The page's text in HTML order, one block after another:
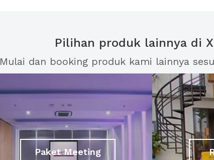
Pilihan produk lainnya di
Mulai dan booking produk kami lainnya
Paket Meeting